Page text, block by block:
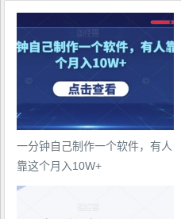
一分钟自己制作一个软件，有人
靠这个月入10W+